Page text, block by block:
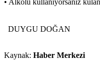
• Alkolü kullanıyorsanız
DUYGU DOĞAN
Kaynak: Haber Merkezi